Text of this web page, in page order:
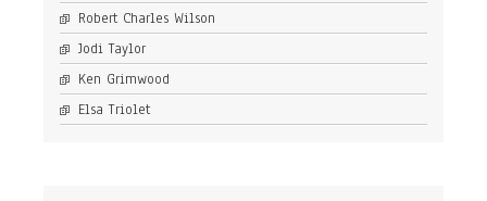
Robert Charles Wilson
Jodi Taylor
Ken Grimwood
Elsa Triolet